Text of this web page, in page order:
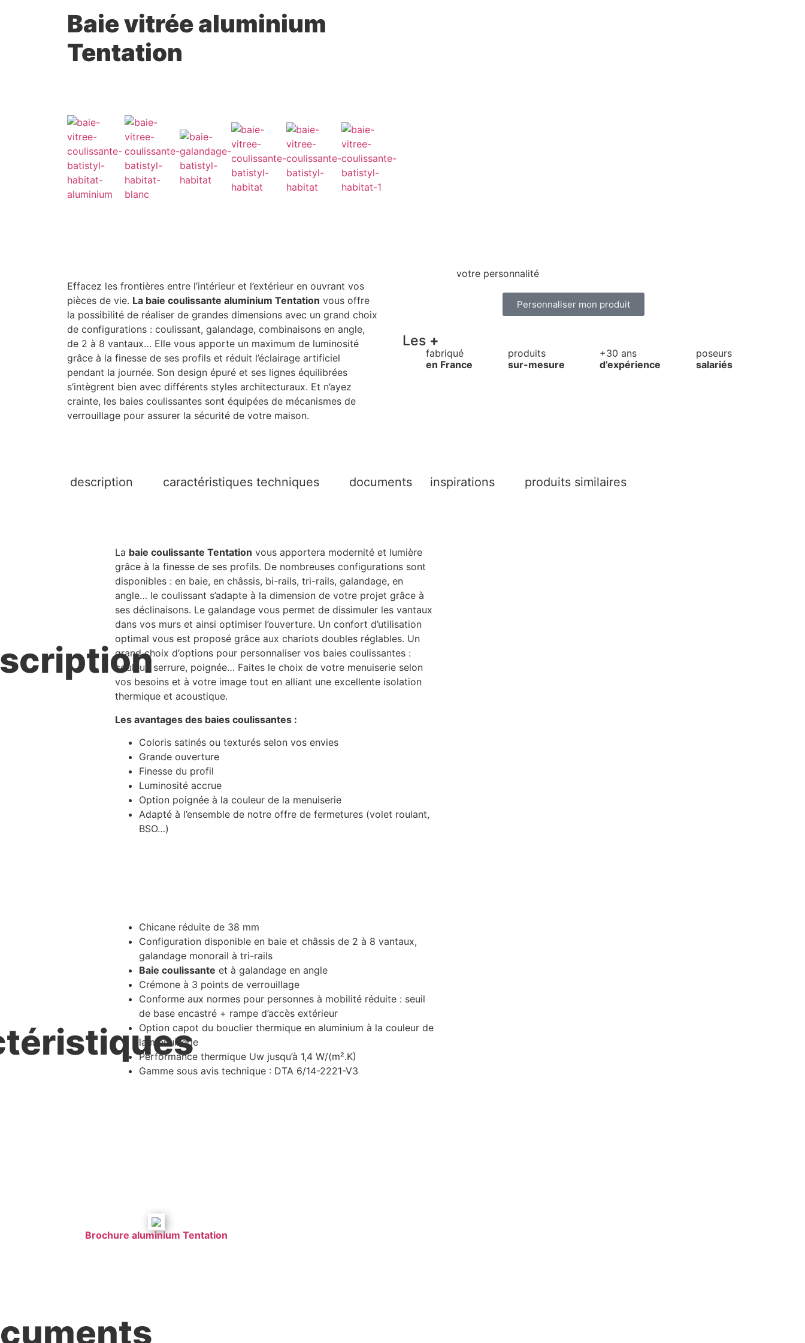
Baie vitrée aluminium
Tentation
Effacez les frontières entre l’intérieur et l’extérieur en ouvrant vos
pièces de vie. La baie coulissante aluminium Tentation vous offre
la possibilité de réaliser de grandes dimensions avec un grand choix
de configurations : coulissant, galandage, combinaisons en angle,
de 2 à 8 vantaux… Elle vous apporte un maximum de luminosité
grâce à la finesse de ses profils et réduit l’éclairage artificiel
pendant la journée. Son design épuré et ses lignes équilibrées
s’intègrent bien avec différents styles architecturaux. Et n’ayez
crainte, les baies coulissantes sont équipées de mécanismes de
verrouillage pour assurer la sécurité de votre maison.
votre personnalité
Personnaliser mon produit
Les +
fabriqué
en France
produits
sur-mesure
+30 ans
d’expérience
poseurs
salariés
description caractéristiques techniques documents inspirations produits similaires
La baie coulissante Tentation vous apportera modernité et lumière
grâce à la finesse de ses profils. De nombreuses configurations sont
disponibles : en baie, en châssis, bi-rails, tri-rails, galandage, en
angle… le coulissant s’adapte à la dimension de votre projet grâce à
ses déclinaisons. Le galandage vous permet de dissimuler les vantaux
dans vos murs et ainsi optimiser l’ouverture. Un confort d’utilisation
optimal vous est proposé grâce aux chariots doubles réglables. Un
grand choix d’options pour personnaliser vos baies coulissantes :
couleur, serrure, poignée… Faites le choix de votre menuiserie selon
vos besoins et à votre image tout en alliant une excellente isolation
thermique et acoustique.
Les avantages des baies coulissantes :
Coloris satinés ou texturés selon vos envies
Grande ouverture
Finesse du profil
Luminosité accrue
Option poignée à la couleur de la menuiserie
Adapté à l’ensemble de notre offre de fermetures (volet roulant,
BSO…)
Chicane réduite de 38 mm
Configuration disponible en baie et châssis de 2 à 8 vantaux,
galandage monorail à tri-rails
Baie coulissante et à galandage en angle
Crémone à 3 points de verrouillage
Conforme aux normes pour personnes à mobilité réduite : seuil
de base encastré + rampe d’accès extérieur
Option capot du bouclier thermique en aluminium à la couleur de
la menuiserie
Performance thermique Uw jusqu’à 1,4 W/(m².K)
Gamme sous avis technique : DTA 6/14-2221-V3
Brochure aluminium Tentation